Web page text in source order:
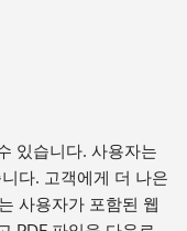
있습니다. 사용자는
다. 고객에게 더 나은
사용자가 포함된 웹